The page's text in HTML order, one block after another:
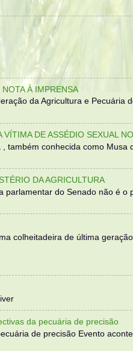
À IMPRENSA
da Agricultura e Pecuária
DE ASSÉDIO SEXUAL
conhecida como Musa
DA AGRICULTURA
do Senado não é o
colheitadeira de última
da pecuária de precisão
de precisão Evento